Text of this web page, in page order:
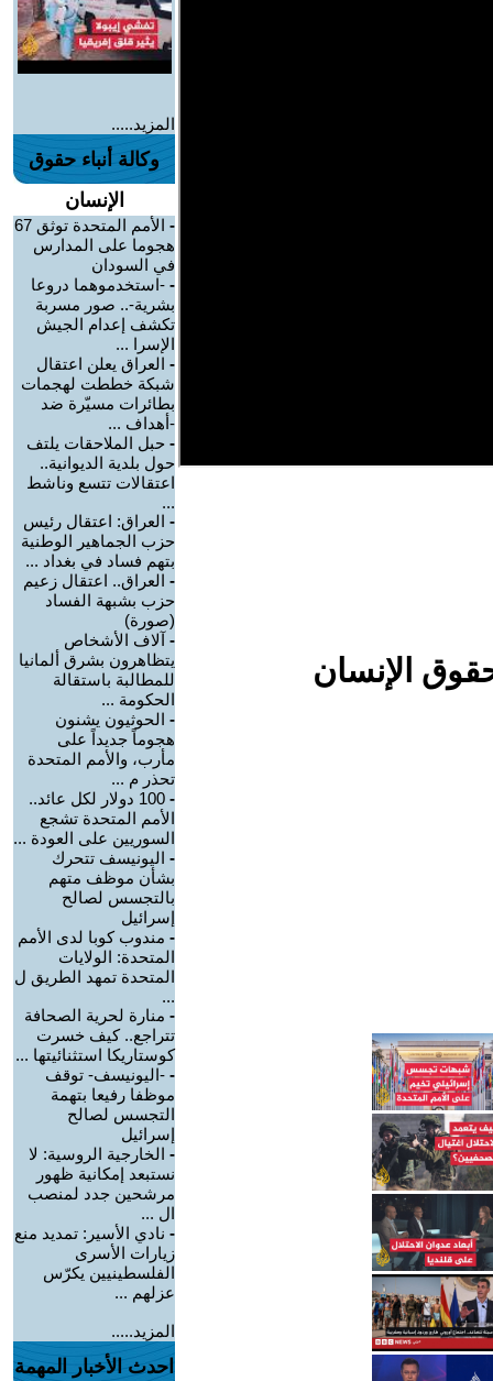
الإنسان
المزيد.....
وكالة أنباء حقوق
الإنسان
-
الأمم المتحدة توثق 67
هجوما على المدارس
في السودان
- -استخدموهما دروعا
بشرية-.. صور مسربة
تكشف إعدام الجيش
الإسرا ...
- العراق يعلن اعتقال
شبكة خططت لهجمات
بطائرات مسيّرة ضد
-أهداف ...
- حبل الملاحقات يلتف
حول بلدية الديوانية..
اعتقالات تتسع وناشط
...
- العراق: اعتقال رئيس
حزب الجماهير الوطنية
بتهم فساد في بغداد ...
- العراق.. اعتقال زعيم
حزب بشبهة الفساد
(صورة)
- آلاف الأشخاص
يتظاهرون بشرق ألمانيا
للمطالبة باستقالة
الحكومة ...
- الحوثيون يشنون
هجوماً جديداً على
مأرب، والأمم المتحدة
تحذر م ...
-
100 دولار لكل عائد..
الأمم المتحدة تشجع
السوريين على العودة ...
- اليونيسف تتحرك
بشأن موظف متهم
بالتجسس لصالح
إسرائيل
- مندوب كوبا لدى الأمم
المتحدة: الولايات
المتحدة تمهد الطريق ل
...
- منارة لحرية الصحافة
تتراجع.. كيف خسرت
كوستاريكا استثنائيتها ...
- -اليونيسف- توقف
موظفا رفيعا بتهمة
التجسس لصالح
إسرائيل
- الخارجية الروسية: لا
نستبعد إمكانية ظهور
مرشحين جدد لمنصب
ال ...
- نادي الأسير: تمديد منع
زيارات الأسرى
الفلسطينيين يكرّس
عزلهم ...
المزيد.....
احدث الأخبار المهمة